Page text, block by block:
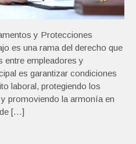
y Protecciones
es una rama del derecho que
entre empleadores y
es garantizar condiciones
laboral, protegiendo los
promoviendo la armonía en
de […]